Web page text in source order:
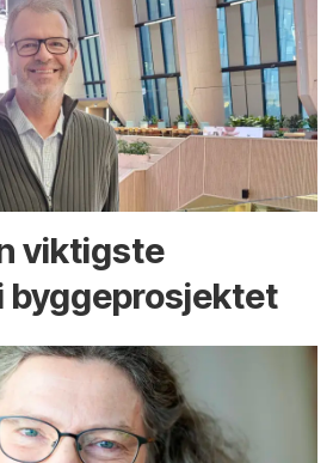
viktigste
bygge­­prosjektet